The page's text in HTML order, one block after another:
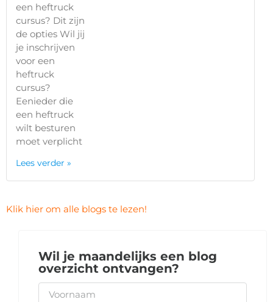
een heftruck
cursus? Dit zijn
de opties Wil jij
je inschrijven
voor een
heftruck
cursus?
Eenieder die
een heftruck
wilt besturen
moet verplicht
Lees verder »
Klik hier om alle blogs te lezen!
Wil je maandelijks een blog
overzicht ontvangen?